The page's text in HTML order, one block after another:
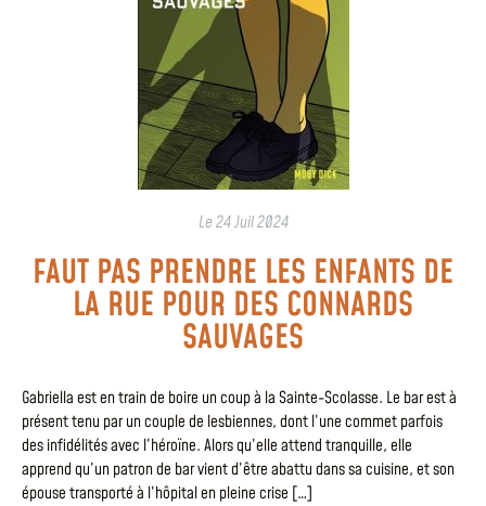
Le24 Juil 2024
FAUT PAS PRENDRE LES ENFANTS DE
LA RUE POUR DES CONNARDS
SAUVAGES
Gabriella est en train de boire un coup à la Sainte-Scolasse. Le bar est à
présent tenu par un couple de lesbiennes, dont l’une commet parfois
des infidélités avec l’héroïne. Alors qu’elle attend tranquille, elle
apprend qu’un patron de bar vient d’être abattu dans sa cuisine, et son
épouse transporté à l’hôpital en pleine crise […]